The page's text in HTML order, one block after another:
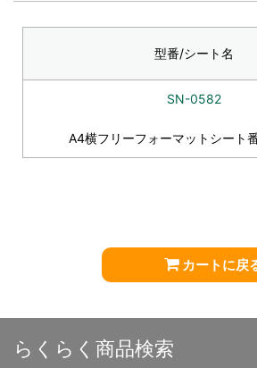
型番/シート名
SN-0582
A4横フリーフォーマットシート
カートに戻
らくらく商品検索